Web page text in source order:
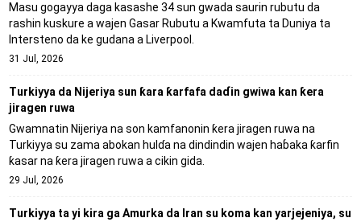
Masu gogayya daga kasashe 34 sun gwada saurin rubutu da
rashin kuskure a wajen Gasar Rubutu a Kwamfuta ta Duniya ta
Intersteno da ke gudana a Liverpool.
31 Jul, 2026
Turkiyya da Nijeriya sun ƙara ƙarfafa daɗin gwiwa kan ƙera
jiragen ruwa
Gwamnatin Nijeriya na son kamfanonin ƙera jiragen ruwa na
Turkiyya su zama abokan hulɗa na dindindin wajen haɓaka ƙarfin
ƙasar na ƙera jiragen ruwa a cikin gida.
29 Jul, 2026
Turkiyya ta yi kira ga Amurka da Iran su koma kan yarjejeniya, su